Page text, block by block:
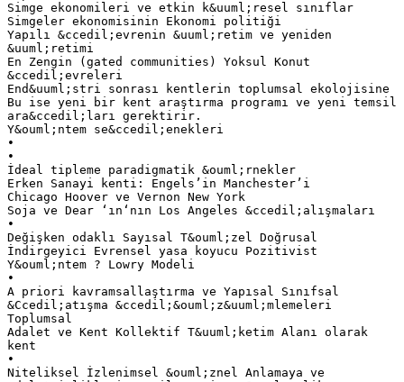
Simge ekonomileri ve etkin k&uuml;resel sınıflar
Simgeler ekonomisinin Ekonomi politiği
Yapılı &ccedil;evrenin &uuml;retim ve yeniden
&uuml;retimi
En Zengin (gated communities) Yoksul Konut
&ccedil;evreleri
End&uuml;stri sonrası kentlerin toplumsal ekolojisine
Bu ise yeni bir kent araştırma programı ve yeni temsil
ara&ccedil;ları gerektirir.
Y&ouml;ntem se&ccedil;enekleri
•
•
İdeal tipleme paradigmatik &ouml;rnekler
Erken Sanayi kenti: Engels’in Manchester’i
Chicago Hoover ve Vernon New York
Soja ve Dear ‘ın‘nın Los Angeles &ccedil;alışmaları
•
Değişken odaklı Sayısal T&ouml;zel Doğrusal
İndirgeyici Evrensel yasa koyucu Pozitivist
Y&ouml;ntem ? Lowry Modeli
•
A priori kavramsallaştırma ve Yapısal Sınıfsal
&Ccedil;atışma &ccedil;&ouml;z&uuml;mlemeleri
Toplumsal
Adalet ve Kent Kollektif T&uuml;ketim Alanı olarak
kent
•
Niteliksel İzlenimsel &ouml;znel Anlamaya ve